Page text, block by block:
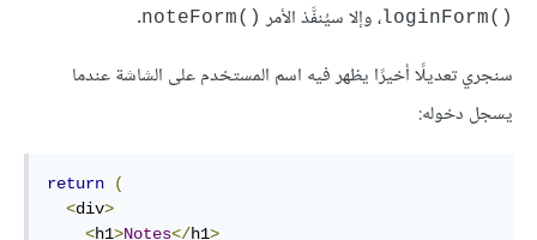
()loginForm ، وإلا سيُنفَّذ الأمر ()noteForm
.
سنجري تعديلًا أخيرًا يظهر فيه اسم المستخدم على الشاشة عندما
يسجل دخوله:
return
(
<div>
<h1>Notes</h1>